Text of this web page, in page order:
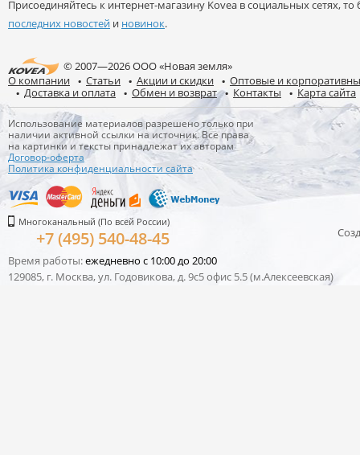
Присоединяйтесь к интернет-магазину Kovea в социальных сетях, то
последних новостей и новинок.
© 2007—2026 ООО «Новая земля»
О компании
Статьи Акции и скидки
Оптовые и
Доставка и оплата
Обмен и возврат Контакты Карта сайта
Использование материалов разрешено только при
наличии активной ссылки на источник. Все права
на картинки и тексты принадлежат их авторам
Договор-оферта
Политика конфиденциальности сайта
Многоканальный (По всей России)
+7 (495) 540-48-45
Время работы:ежедневно с 10:00 до 20:00
129085, г. Москва, ул. Годовикова, д. 9с5 офис 5.5 (м.Алексеевская)